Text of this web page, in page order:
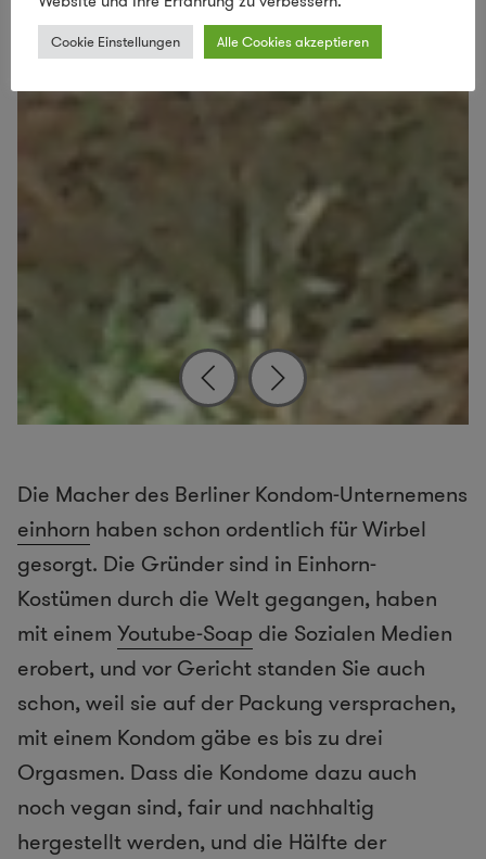
Die Macher des Berliner Kondom-Unternemens
einhorn haben schon ordentlich für Wirbel
gesorgt. Die Gründer sind in Einhorn-
Kostümen durch die Welt gegangen, haben
mit einem Youtube-Soap die Sozialen Medien
erobert, und vor Gericht standen Sie auch
schon, weil sie auf der Packung versprachen,
mit einem Kondom gäbe es bis zu drei
Orgasmen. Dass die Kondome dazu auch
noch vegan sind, fair und nachhaltig
hergestellt werden, und die Hälfte der
Cookie Einstellungen Alle Cookies akzeptieren